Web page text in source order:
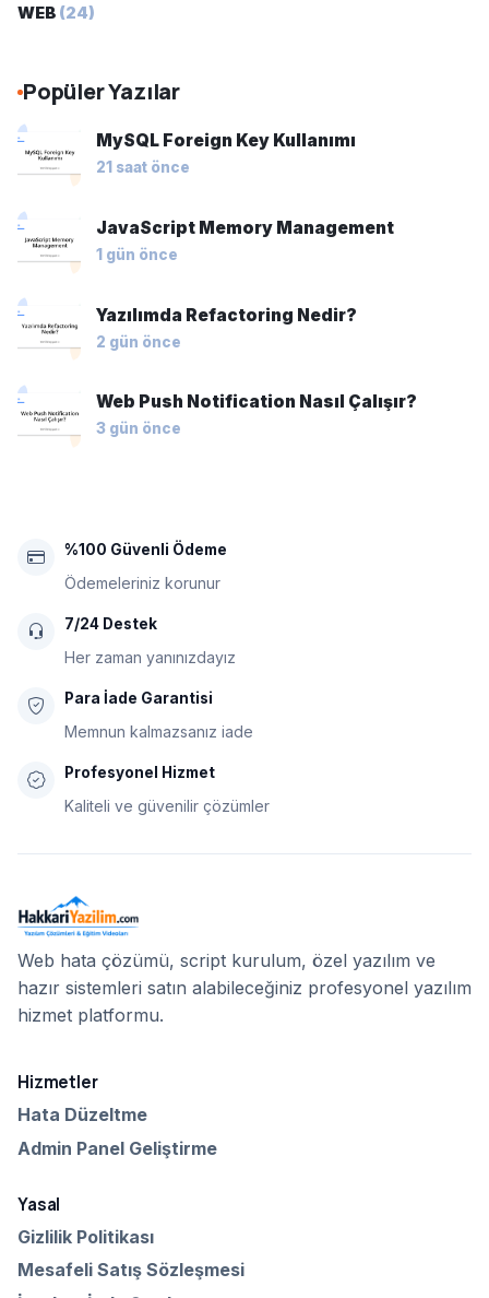
WEB (24)
Popüler Yazılar
MySQL Foreign Key Kullanımı
21 saat önce
JavaScript Memory Management
1 gün önce
Yazılımda Refactoring Nedir?
2 gün önce
Web Push Notification Nasıl Çalışır?
3 gün önce
%100 Güvenli Ödeme
Ödemeleriniz korunur
7/24 Destek
Her zaman yanınızdayız
Para İade Garantisi
Memnun kalmazsanız iade
Profesyonel Hizmet
Kaliteli ve güvenilir çözümler
Web hata çözümü, script kurulum, özel yazılım ve
hazır sistemleri satın alabileceğiniz profesyonel yazılım
hizmet platformu.
Hizmetler
Hata Düzeltme
Admin Panel Geliştirme
Yasal
Gizlilik Politikası
Mesafeli Satış Sözleşmesi